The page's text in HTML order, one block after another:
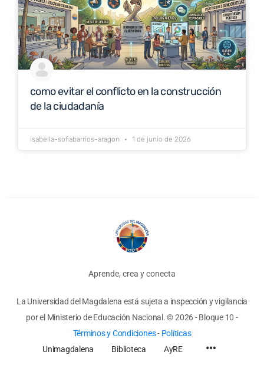
como evitar el conflicto en la construcción
de la ciudadanía
isabella-sofiabarrios-aragon 1 de junio de 2026
Aprende, crea y conecta
La Universidad del Magdalena está sujeta a inspección y vigilancia
por el Ministerio de Educación Nacional.© 2026 - Bloque 10 -
Términos y Condiciones- Políticas
Unimagdalena
Biblioteca AyRE